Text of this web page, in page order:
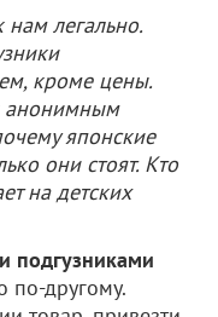
легально.
кроме цены.
анонимным
японские
они стоят. Кто
на детских
подгузниками
по-другому.